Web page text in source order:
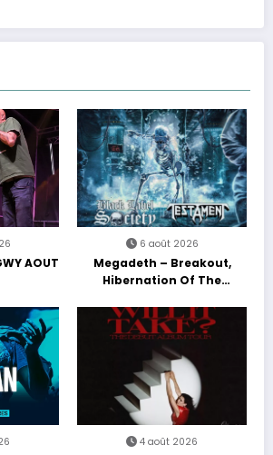
AOUT
6 août 2026
Megadeth – Breakout,
Hibernation Of The
4 août 2026